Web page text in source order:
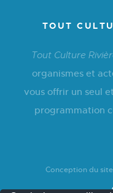
TOUT
Tout Culture
organismes et
vous offrir un seul
programmation
Conception du